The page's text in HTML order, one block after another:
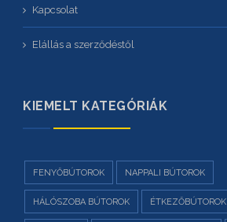
Kapcsolat
Elállás a szerződéstől
KIEMELT KATEGÓRIÁK
FENYŐBÚTOROK NAPPALI BÚTOROK
HÁLÓSZOBA BÚTOROK ÉTKEZŐBÚTOROK